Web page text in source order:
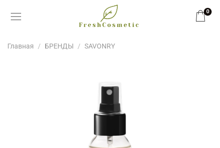
0
Главная БРЕНДЫ SAVONRY